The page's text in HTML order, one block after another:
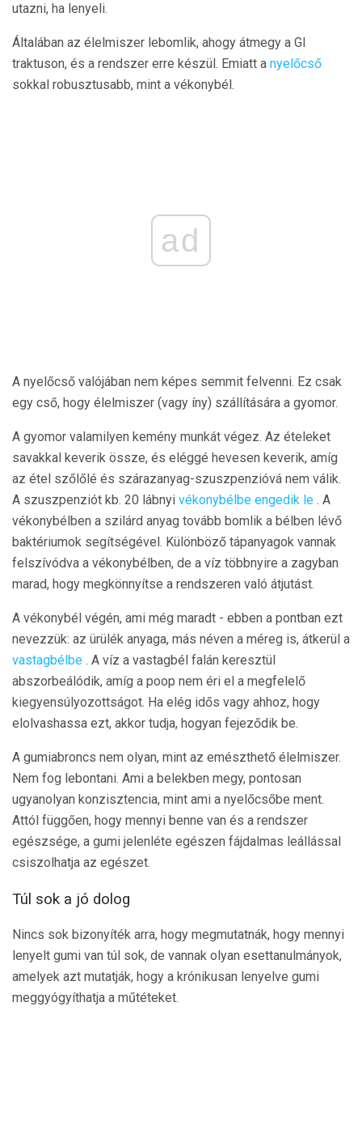
utazni, ha lenyeli.
Általában az élelmiszer lebomlik, ahogy átmegy a GI
traktuson, és a rendszer erre készül. Emiatt a nyelőcső
sokkal robusztusabb, mint a vékonybél.
ad
A nyelőcső valójában nem képes semmit felvenni. Ez csak
egy cső, hogy élelmiszer (vagy íny) szállítására a gyomor.
A gyomor valamilyen kemény munkát végez. Az ételeket
savakkal keverik össze, és eléggé hevesen keverik, amíg
az étel szőlőlé és szárazanyag-szuszpenzióvá nem válik.
A szuszpenziót kb. 20 lábnyi vékonybélbe engedik le . A
vékonybélben a szilárd anyag tovább bomlik a bélben lévő
baktériumok segítségével. Különböző tápanyagok vannak
felszívódva a vékonybélben, de a víz többnyire a zagyban
marad, hogy megkönnyítse a rendszeren való átjutást.
A vékonybél végén, ami még maradt - ebben a pontban ezt
nevezzük: az ürülék anyaga, más néven a méreg is, átkerül a
vastagbélbe . A víz a vastagbél falán keresztül
abszorbeálódik, amíg a poop nem éri el a megfelelő
kiegyensúlyozottságot. Ha elég idős vagy ahhoz, hogy
elolvashassa ezt, akkor tudja, hogyan fejeződik be.
A gumiabroncs nem olyan, mint az emészthető élelmiszer.
Nem fog lebontani. Ami a belekben megy, pontosan
ugyanolyan konzisztencia, mint ami a nyelőcsőbe ment.
Attól függően, hogy mennyi benne van és a rendszer
egészsége, a gumi jelenléte egészen fájdalmas leállással
csiszolhatja az egészet.
Túl sok a jó dolog
Nincs sok bizonyíték arra, hogy megmutatnák, hogy mennyi
lenyelt gumi van túl sok, de vannak olyan esettanulmányok,
amelyek azt mutatják, hogy a krónikusan lenyelve gumi
meggyógyíthatja a műtéteket.